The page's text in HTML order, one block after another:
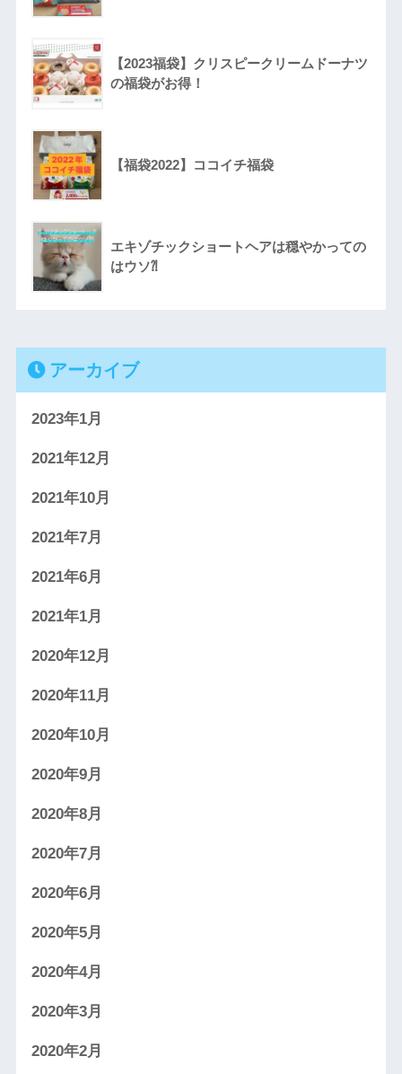
【2023福袋】クリスピークリームドーナツ
の福袋がお得！
【福袋2022】ココイチ福袋
エキゾチックショートヘアは穏やかっての
はウソ⁈
アーカイブ
2023年1月
2021年12月
2021年10月
2021年7月
2021年6月
2021年1月
2020年12月
2020年11月
2020年10月
2020年9月
2020年8月
2020年7月
2020年6月
2020年5月
2020年4月
2020年3月
2020年2月